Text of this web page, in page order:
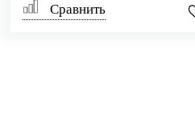
Сравнить